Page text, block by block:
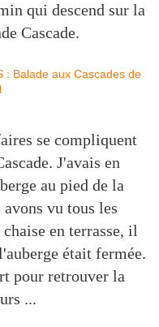
qui descend sur la
Cascade.
se compliquent
J'avais en
au pied de la
avons vu tous les
en terrasse, il
était fermée.
pour retrouver la
...